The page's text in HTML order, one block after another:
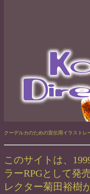
クーデルカのための宣伝用イラスト
このサイトは、
ラーRPGとして発
レクター菊田裕樹